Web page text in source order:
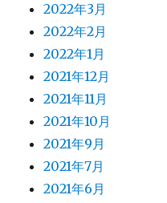
2022年3月
2022年2月
2022年1月
2021年12月
2021年11月
2021年10月
2021年9月
2021年7月
2021年6月